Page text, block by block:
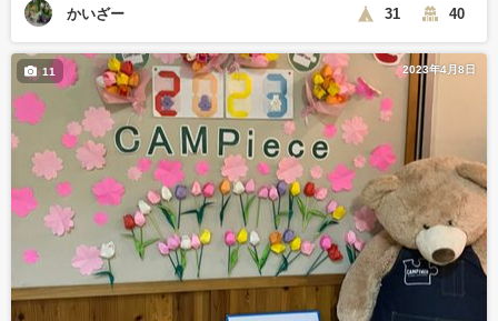
かいざー 31 40
2023年4月8日
11